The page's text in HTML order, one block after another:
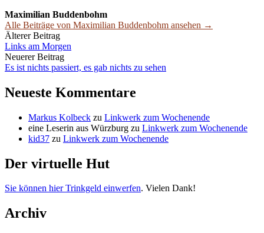
Maximilian Buddenbohm
Alle Beiträge von Maximilian Buddenbohm ansehen →
Beitrags-
Navigation
Älterer Beitrag
Links am Morgen
Neuerer Beitrag
Es ist nichts passiert, es gab nichts zu sehen
Neueste Kommentare
Markus Kolbeck zu Linkwerk zum Wochenende
eine Leserin aus Würzburg zu Linkwerk zum Wochenende
kid37 zu Linkwerk zum Wochenende
Der virtuelle Hut
Sie können hier Trinkgeld einwerfen. Vielen Dank!
Archiv